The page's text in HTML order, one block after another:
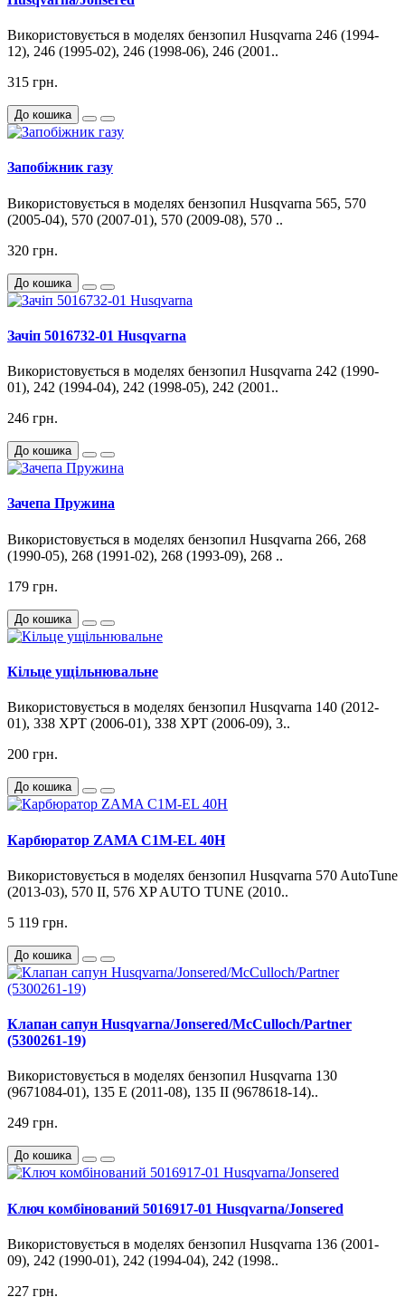
Використовується в моделях бензопил Husqvarna 246 (1994-
12), 246 (1995-02), 246 (1998-06), 246 (2001..
315 грн.
До кошика
Запобіжник газу
Використовується в моделях бензопил Husqvarna 565, 570
(2005-04), 570 (2007-01), 570 (2009-08), 570 ..
320 грн.
До кошика
Зачіп 5016732-01 Husqvarna
Використовується в моделях бензопил Husqvarna 242 (1990-
01), 242 (1994-04), 242 (1998-05), 242 (2001..
246 грн.
До кошика
Зачепа Пружина
Використовується в моделях бензопил Husqvarna 266, 268
(1990-05), 268 (1991-02), 268 (1993-09), 268 ..
179 грн.
До кошика
Кільце ущільнювальне
Використовується в моделях бензопил Husqvarna 140 (2012-
01), 338 XPT (2006-01), 338 XPT (2006-09), 3..
200 грн.
До кошика
Карбюратор ZAMA C1M-EL 40H
Використовується в моделях бензопил Husqvarna 570 AutoTune
(2013-03), 570 II, 576 XP AUTO TUNE (2010..
5 119 грн.
До кошика
Клапан сапун Husqvarna/Jonsered/McCulloch/Partner
(5300261-19)
Використовується в моделях бензопил Husqvarna 130
(9671084-01), 135 E (2011-08), 135 II (9678618-14)..
249 грн.
До кошика
Ключ комбінований 5016917-01 Husqvarna/Jonsered
Використовується в моделях бензопил Husqvarna 136 (2001-
09), 242 (1990-01), 242 (1994-04), 242 (1998..
227 грн.